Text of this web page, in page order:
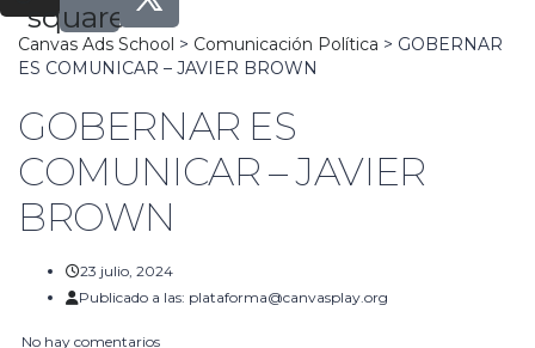
square
Canvas Ads School > Comunicación Política > GOBERNAR
ES COMUNICAR – JAVIER BROWN
GOBERNAR ES
COMUNICAR – JAVIER
BROWN
23 julio, 2024
Publicado a las: plataforma@canvasplay.org
No hay comentarios